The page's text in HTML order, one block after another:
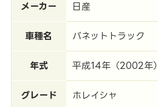
メーカー 日産
車種名 バネットトラック
年式 平成14年（2002年）
グレード ホレイシャ